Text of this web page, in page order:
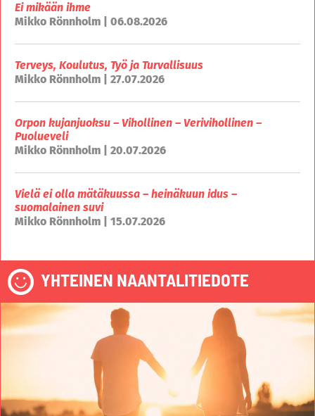
Ei mikään ihme
Mikko Rönnholm | 06.08.2026
Terveys, Koulutus, Työ ja Turvallisuus
Mikko Rönnholm | 27.07.2026
Orpon kujanjuoksu – Vihollinen – Verivihollinen –
Puolueveli
Mikko Rönnholm | 20.07.2026
Vielä ei olla mätäkuussa – heinäkuun idus –
suomalainen suvi
Mikko Rönnholm | 15.07.2026
YHTEINEN NAANTALITIEDOTE